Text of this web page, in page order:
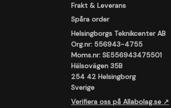
Frakt & Leverans
Spåra order
Helsingborgs Teknikcenter AB
Org.nr: 556943-4755
Moms.nr: SE556943475501
Hälsovägen 35B
254 42 Helsingborg
Sverige
Verifiera oss på Allabolag.se ↗